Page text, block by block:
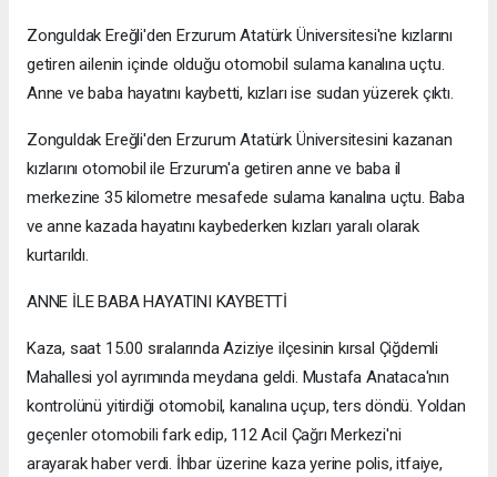
Zonguldak Ereğli'den Erzurum Atatürk Üniversitesi'ne kızlarını
getiren ailenin içinde olduğu otomobil sulama kanalına uçtu.
Anne ve baba hayatını kaybetti, kızları ise sudan yüzerek çıktı.
Zonguldak Ereğli'den Erzurum Atatürk Üniversitesini kazanan
kızlarını otomobil ile Erzurum'a getiren anne ve baba il
merkezine 35 kilometre mesafede sulama kanalına uçtu. Baba
ve anne kazada hayatını kaybederken kızları yaralı olarak
kurtarıldı.
ANNE İLE BABA HAYATINI KAYBETTİ
Kaza, saat 15.00 sıralarında Aziziye ilçesinin kırsal Çiğdemli
Mahallesi yol ayrımında meydana geldi. Mustafa Anataca'nın
kontrolünü yitirdiği otomobil, kanalına uçup, ters döndü. Yoldan
geçenler otomobili fark edip, 112 Acil Çağrı Merkezi'ni
arayarak haber verdi. İhbar üzerine kaza yerine polis, itfaiye,